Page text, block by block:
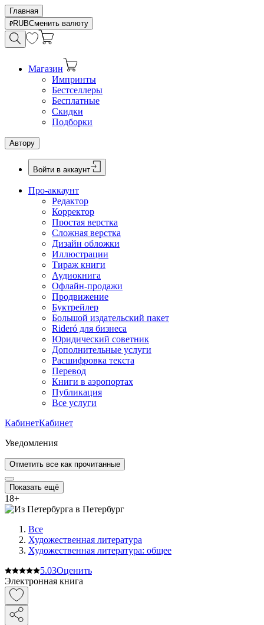
Главная
RUBСменить валюту
Магазин
Импринты
Бестселлеры
Бесплатные
Скидки
Подборки
Автору
Войти в аккаунт
Про-аккаунт
Редактор
Корректор
Простая верстка
Сложная верстка
Дизайн обложки
Иллюстрации
Тираж книги
Аудиокнига
Офлайн-продажи
Продвижение
Буктрейлер
Большой издательский пакет
Rideró для бизнеса
Юридический советник
Дополнительные услуги
Расшифровка текста
Перевод
Книги в аэропортах
Публикация
Все услуги
КабинетКабинет
Уведомления
Отметить все как прочитанные
Показать ещё
18+
Все
Художественная литература
Художественная литература: общее
5.03Оценить
Электронная книга